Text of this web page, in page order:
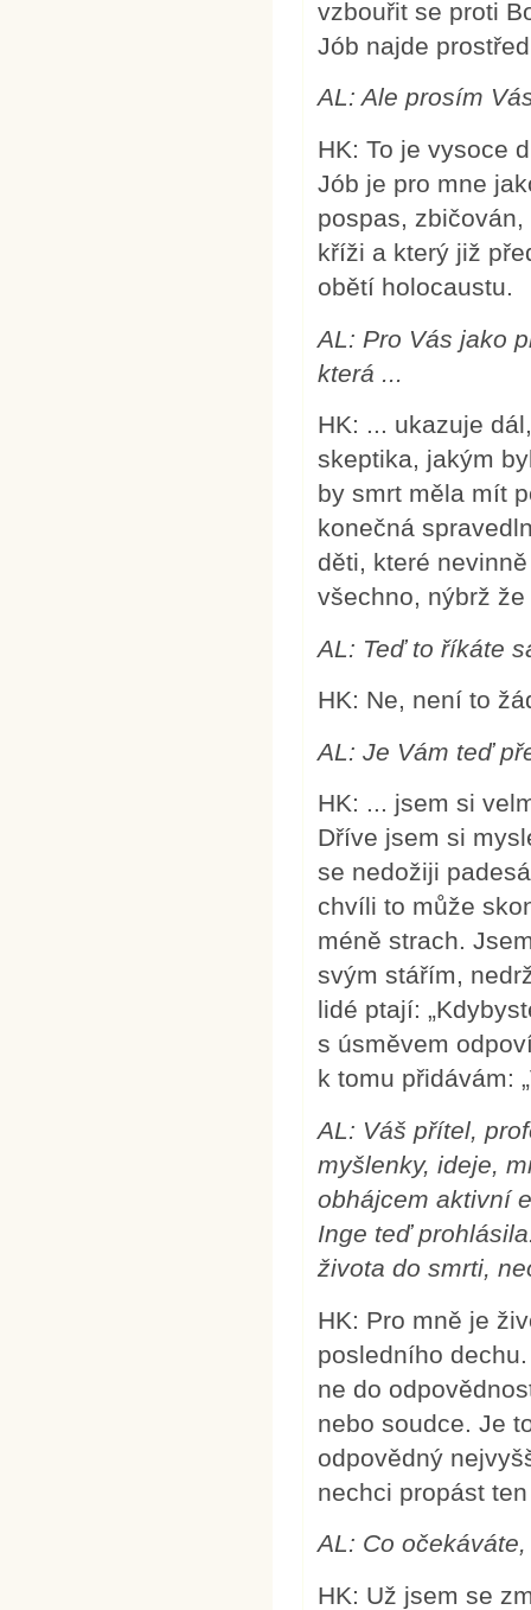
vzbouřit se proti
Jób najde
AL:Ale prosím
HK: To je vysoce
Jób je pro mne
pospas,
kříži a který již
obětí holocaustu.
AL: Pro Vás jako
která ...
HK: ... ukazuje
skeptika, jakým
by smrt měla mít
konečná
děti, které
všechno, nýbrž
AL: Teď to říkáte
HK: Ne, není to
AL:Je Vám teď
HK: ... jsem si
Dříve jsem si
se nedožiji
chvíli to může
méně strach.
svým stářím,
lidé ptají:
s úsměvem
k tomu přidávám:
AL: Váš přítel,
myšlenky, ideje,
obhájcem aktivní
Inge teď
života do smrti,
HK: Pro mně je
posledního
ne do
nebo soudce. Je
odpovědný
nechci propást
AL: Co
HK: Už jsem se